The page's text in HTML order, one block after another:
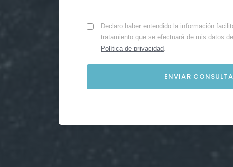
Declaro haber entendido la información
tratamiento que se efectuará de mis datos
Política de privacidad.